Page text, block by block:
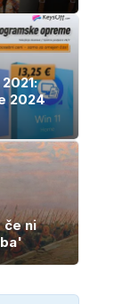
2024
če ni